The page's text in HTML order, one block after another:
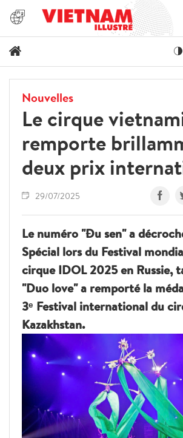
Nouvelles
Le cirque
remporte
deux prix
29/07/2025
Le numéro "Đu sen" a
Spécial lors du Festival
cirque IDOL 2025 en Russie,
"Duo love" a remporté la
3ᵉ Festival international du
Kazakhstan.